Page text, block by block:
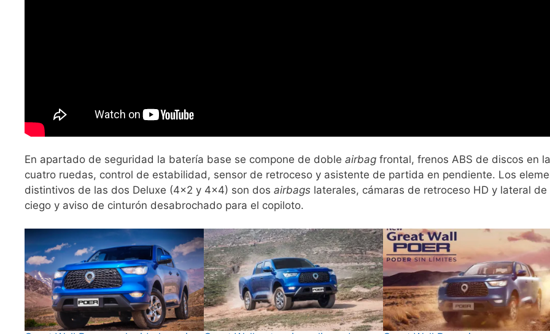
En apartado de seguridad la batería base se compone de doble airbag frontal, frenos ABS de discos en
cuatro ruedas, control de estabilidad, sensor de retroceso y asistente de partida en pendiente. Los
distintivos de las dos Deluxe (4×2 y 4×4) son dos airbags laterales, cámaras de retroceso HD y lateral de
ciego y aviso de cinturón desabrochado para el copiloto.